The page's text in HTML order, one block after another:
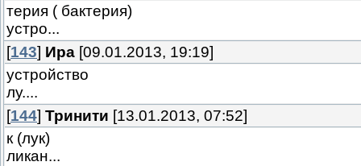
терия ( бактерия)
устро...
[143] Ира [09.01.2013, 19:19]
устройство
лу....
[144] Тринити [13.01.2013, 07:52]
к (лук)
ликан...